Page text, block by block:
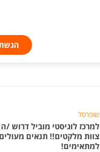
שופרסל
למרכז לוגיסטי מוביל דרוש /
צוות מלקטים!! תנאים מעולים
למתאימים!